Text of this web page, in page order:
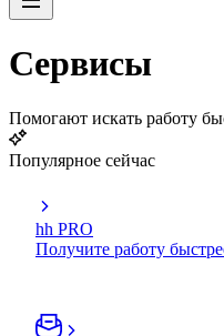
Сервисы
Помогают искать работу
Популярное сейчас
hh PRO
Получите работу